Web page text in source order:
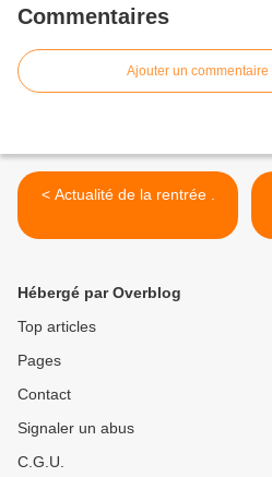
Commentaires
Ajouter un commentaire
< Actualité de la rentrée .
Hébergé par Overblog
Top articles
Pages
Contact
Signaler un abus
C.G.U.